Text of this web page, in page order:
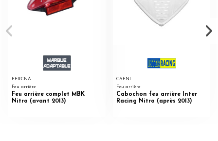
FERCNA
Feu arrière
Feu arrière complet MBK
Nitro (avant 2013)
CAFNI
Feu arrière
Cabochon feu arrière Inter
Racing Nitro (après 2013)